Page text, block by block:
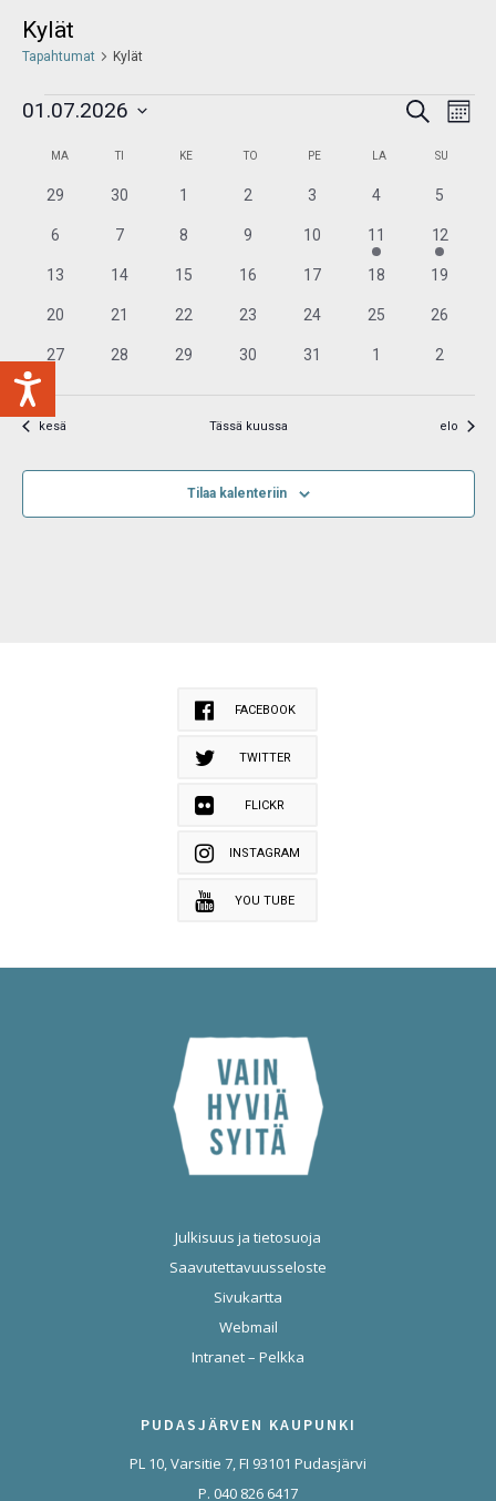
Kylät
Tapahtumat Kylät
Tapahtumat
Etsi
Näkymät
Etsi
01.07.2026
Kalenteri
Tapahtumat
MA TI KE TO PE LA SU
0
29
0
30
0
1
0
2
0
3
0
4
0
5
0
6
0
7
0
8
0
9
0
tapahtumat
10
1
tapahtuma
11
112
013
014
015
016
017
018
019
0
20
0
21
0
22
0
23
0
24
0
25
0
26
0
27
0
28
0
29
0
30
0
31
0
1
0
2
kesä Tässä kuussa elo
Tilaa kalenteriin
FACEBOOK
TWITTER
FLICKR
INSTAGRAM
YOU TUBE
Julkisuus ja tietosuoja
Saavutettavuusseloste
Sivukartta
Webmail
Intranet – Pelkka
PUDASJÄRVEN KAUPUNKI
PL 10, Varsitie 7, FI 93101 Pudasjärvi
P. 040 826 6417